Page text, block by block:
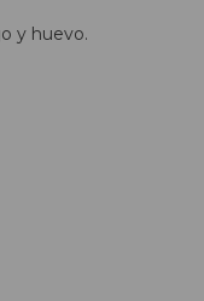
y huevo.